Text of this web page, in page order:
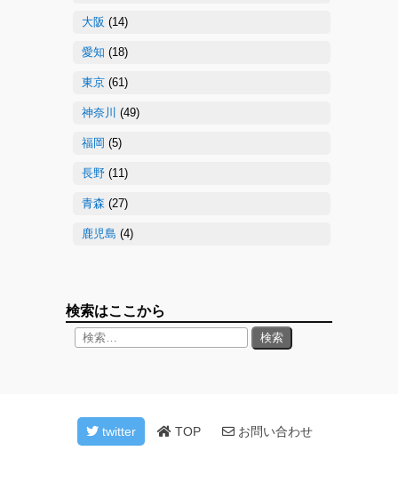
大阪 (14)
愛知 (18)
東京 (61)
神奈川 (49)
福岡 (5)
長野 (11)
青森 (27)
鹿児島 (4)
検索はここから
twitter TOP お問い合わせ